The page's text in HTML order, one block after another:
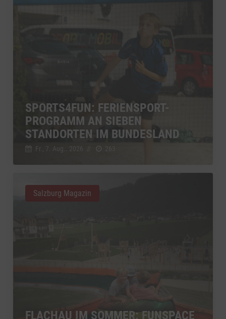
SPORTS4FUN: FERIENSPORT-
PROGRAMM AN SIEBEN
STANDORTEN IM BUNDESLAND
Fr., 7. Aug.. 2026 263
FLACHAU IM SOMMER: FUNSPACE
Salzburg Magazin